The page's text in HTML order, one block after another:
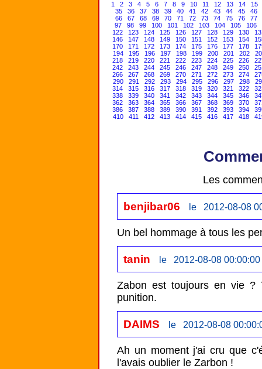
1 2 3 4 5 6 7 8 9 10 11 12 13 14
15
35
36 37 38 39 40 41 42 43 44 45
46
66
67 68 69 70 71 72 73 74 75 76
77
97
98 99 100 101 102 103 104 105
106
122
123 124 125 126 127 128 129 130
146
147 148 149 150 151 152 153 154
170
171 172 173 174 175 176 177 178
194
195 196 197 198 199 200 201 202
218
219 220 221 222 223 224 225 226
242
243 244 245 246 247 248 249 250
266
267 268 269 270 271 272 273 274
290
291 292 293 294 295 296 297 298
314
315 316 317 318 319 320 321 322
338
339 340 341 342 343 344 345 346
362
363 364 365 366 367 368 369 370
386
387 388 389 390 391 392 393 394
410
411 412 413 414 415 416 417 418
Les
benjibar06 le 2012-08-08
tanin le 2012-08-08 00:00:00
Zabon est toujours en vie ?
punition.
DAIMS le 2012-08-08
Ah un moment j'ai cru que
l'avais oublier le Zarbon !